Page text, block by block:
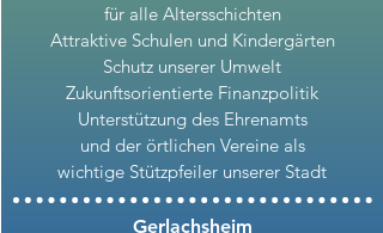
für alle Altersschichten
Attraktive Schulen und Kindergärten
Schutz unserer Umwelt
Zukunftsorientierte Finanzpolitik
Unterstützung des Ehrenamts
und der örtlichen Vereine als
wichtige Stützpfeiler unserer Stadt
Gerlachsheim